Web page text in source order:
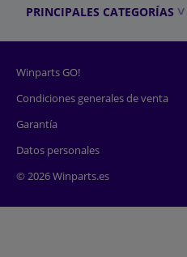
PRINCIPALES CATEGORÍAS
Winparts GO!
Condiciones generales de venta
Garantía
Datos personales
© 2026 Winparts.es